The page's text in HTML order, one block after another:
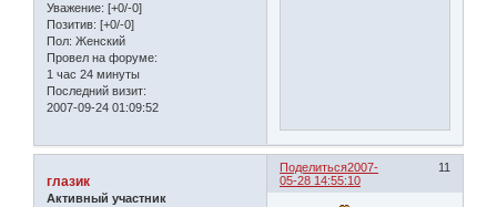
Уважение: [+0/-0]
Позитив: [+0/-0]
Пол: Женский
Провел на форуме:
1 час 24 минуты
Последний визит:
2007-09-24 01:09:52
Поделиться 11
2007-
05-28 14:55:10
глазик
Активный участник